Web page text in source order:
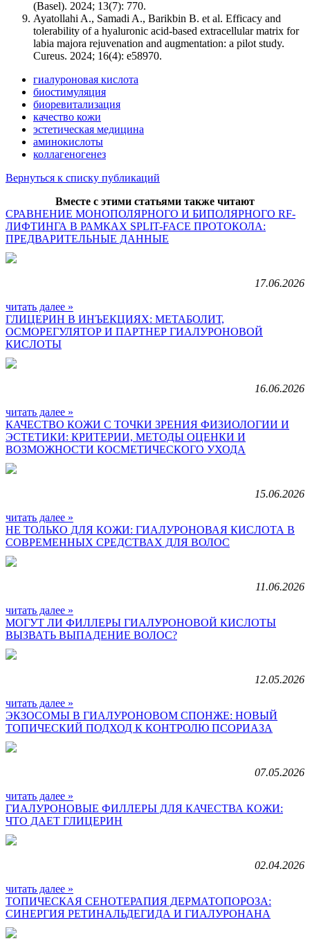
(Basel). 2024; 13(7): 770.
Ayatollahi A., Samadi A., Barikbin B. et al. Efficacy and
tolerability of a hyaluronic acid-based extracellular matrix for
labia majora rejuvenation and augmentation: a pilot study.
Cureus. 2024; 16(4): e58970.
гиалуроновая кислота
биостимуляция
биоревитализация
качество кожи
эстетическая медицина
аминокислоты
коллагеногенез
Вернуться к списку публикаций
Вместе с этими статьями также читают
СРАВНЕНИЕ МОНОПОЛЯРНОГО И БИПОЛЯРНОГО RF-
ЛИФТИНГА В РАМКАХ SPLIT-FACE ПРОТОКОЛА:
ПРЕДВАРИТЕЛЬНЫЕ ДАННЫЕ
17.06.2026
читать далее »
ГЛИЦЕРИН В ИНЪЕКЦИЯХ: МЕТАБОЛИТ,
ОСМОРЕГУЛЯТОР И ПАРТНЕР ГИАЛУРОНОВОЙ
КИСЛОТЫ
16.06.2026
читать далее »
КАЧЕСТВО КОЖИ С ТОЧКИ ЗРЕНИЯ ФИЗИОЛОГИИ И
ЭСТЕТИКИ: КРИТЕРИИ, МЕТОДЫ ОЦЕНКИ И
ВОЗМОЖНОСТИ КОСМЕТИЧЕСКОГО УХОДА
15.06.2026
читать далее »
НЕ ТОЛЬКО ДЛЯ КОЖИ: ГИАЛУРОНОВАЯ КИСЛОТА В
СОВРЕМЕННЫХ СРЕДСТВАХ ДЛЯ ВОЛОС
11.06.2026
читать далее »
МОГУТ ЛИ ФИЛЛЕРЫ ГИАЛУРОНОВОЙ КИСЛОТЫ
ВЫЗВАТЬ ВЫПАДЕНИЕ ВОЛОС?
12.05.2026
читать далее »
ЭКЗОСОМЫ В ГИАЛУРОНОВОМ СПОНЖЕ: НОВЫЙ
ТОПИЧЕСКИЙ ПОДХОД К КОНТРОЛЮ ПСОРИАЗА
07.05.2026
читать далее »
ГИАЛУРОНОВЫЕ ФИЛЛЕРЫ ДЛЯ КАЧЕСТВА КОЖИ:
ЧТО ДАЕТ ГЛИЦЕРИН
02.04.2026
читать далее »
ТОПИЧЕСКАЯ CЕНОТЕРАПИЯ ДЕРМАТОПОРОЗА:
СИНЕРГИЯ РЕТИНАЛЬДЕГИДА И ГИАЛУРОНАНА